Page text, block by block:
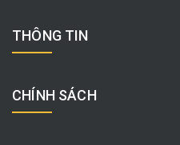
THÔNG TIN
CHÍNH SÁCH